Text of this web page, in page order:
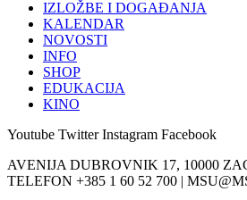
IZLOŽBE I DOGAĐANJA
KALENDAR
NOVOSTI
INFO
SHOP
EDUKACIJA
KINO
Youtube Twitter Instagram Facebook
AVENIJA DUBROVNIK 17, 10000
TELEFON +385 1 60 52 700 |